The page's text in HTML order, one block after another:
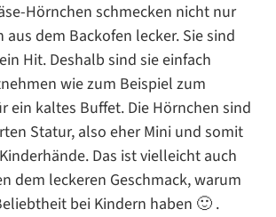
Hörnchen schmecken nicht nur
dem Backofen lecker. Sie sind
Hit. Deshalb sind sie einfach
wie zum Beispiel zum
ein kaltes Buffet. Die Hörnchen sind
Statur, also eher Mini und somit
Das ist vielleicht auch
dem leckeren Geschmack, warum
bei Kindern haben 🙂 .